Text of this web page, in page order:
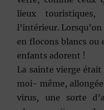
lieux
l’intérieur.
en flocons blancs ou
enfants adorent !
La sainte vierge
moi- même,
virus, une sorte